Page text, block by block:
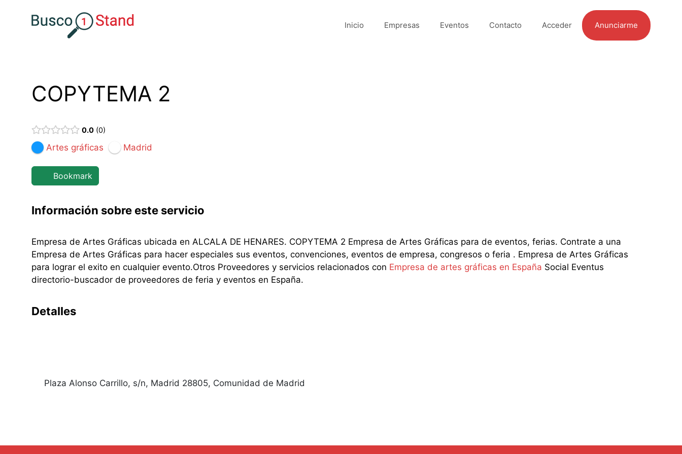
Inicio Empresas Eventos Contacto Acceder Anunciarme
COPYTEMA 2
0.0 0
Artes gráficas Madrid
Bookmark
Información sobre este servicio
Empresa de Artes Gráficas ubicada en ALCALA DE HENARES. COPYTEMA 2 Empresa de Artes Gráficas para de eventos, ferias. Contrate a una
Empresa de Artes Gráficas para hacer especiales sus eventos, convenciones, eventos de empresa, congresos o feria . Empresa de Artes Gráficas
para lograr el exito en cualquier evento.Otros Proveedores y servicios relacionados con Empresa de artes gráficas en España Social Eventus
directorio-buscador de proveedores de feria y eventos en España.
Detalles
Plaza Alonso Carrillo, s/n, Madrid 28805, Comunidad de Madrid